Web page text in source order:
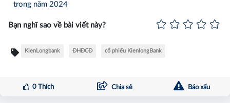
trong năm 2024
Bạn nghĩ sao về bài viết này?
KienLongbank ĐHĐCĐ cổ phiếu KienlongBank
0Thích Chia sẻ Báo xấu